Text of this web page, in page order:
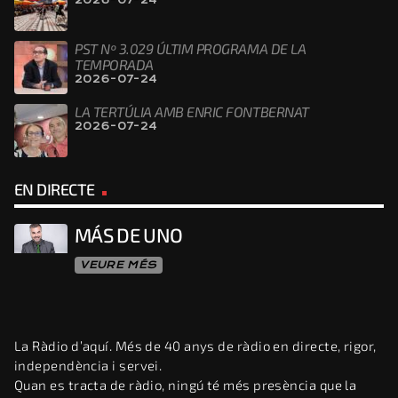
PST Nº 3.029 ÚLTIM PROGRAMA DE LA
TEMPORADA
2026-07-24
LA TERTÚLIA AMB ENRIC FONTBERNAT
2026-07-24
EN DIRECTE
MÁS DE UNO
VEURE MÉS
La Ràdio d’aquí. Més de 40 anys de ràdio en directe, rigor,
independència i servei.
Quan es tracta de ràdio, ningú té més presència que la